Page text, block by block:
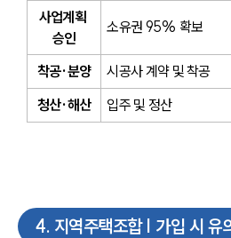
사업계획
승인
소유권 95% 확보
착공·분양 시공사 계약 및 착공
청산·해산
입주 및 정산
4. 지역주택조합 | 가입 시 유